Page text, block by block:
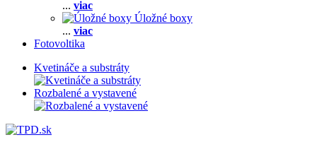
... viac
Úložné boxy
... viac
Fotovoltika
Kvetináče a substráty
Rozbalené a vystavené